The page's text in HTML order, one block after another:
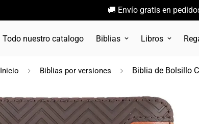
🚚 Envío gratis en
Todo nuestro catalogo Biblias Libros
Inicio Biblias por versiones Biblia de Bolsillo